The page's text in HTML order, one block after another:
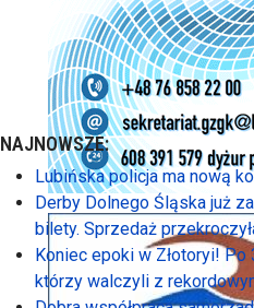
NAJNOWSZE:
Lubińska policja ma nową
Derby Dolnego Śląska już
bilety. Sprzedaż
Koniec epoki w Złotoryi!
którzy walczyli z